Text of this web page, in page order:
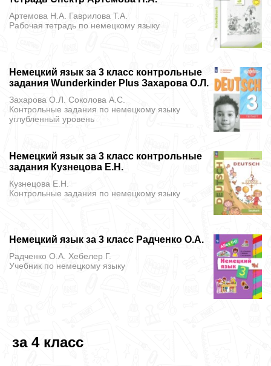
Артемова Н.А. Гаврилова Т.А.
Рабочая тетрадь по немецкому языку
Немецкий язык за 3 класс контрольные
задания Wunderkinder Plus Захарова О.Л.
Захарова О.Л. Соколова А.С.
Контрольные задания по немецкому языку
углубленный уровень
Немецкий язык за 3 класс контрольные
задания Кузнецова Е.Н.
Кузнецова Е.Н.
Контрольные задания по немецкому языку
Немецкий язык за 3 класс Радченко О.А.
Радченко О.А. Хебелер Г.
Учебник по немецкому языку
за 4 класс